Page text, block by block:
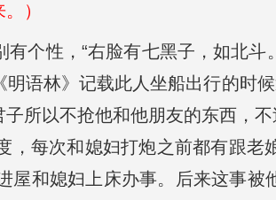
）
有个性，“右脸有七黑子，如北
语林》记载此人坐船出行的时
所以不抢他和他朋友的东西，
每次和媳妇打炮之前都有跟老
屋和媳妇上床办事。后来这事